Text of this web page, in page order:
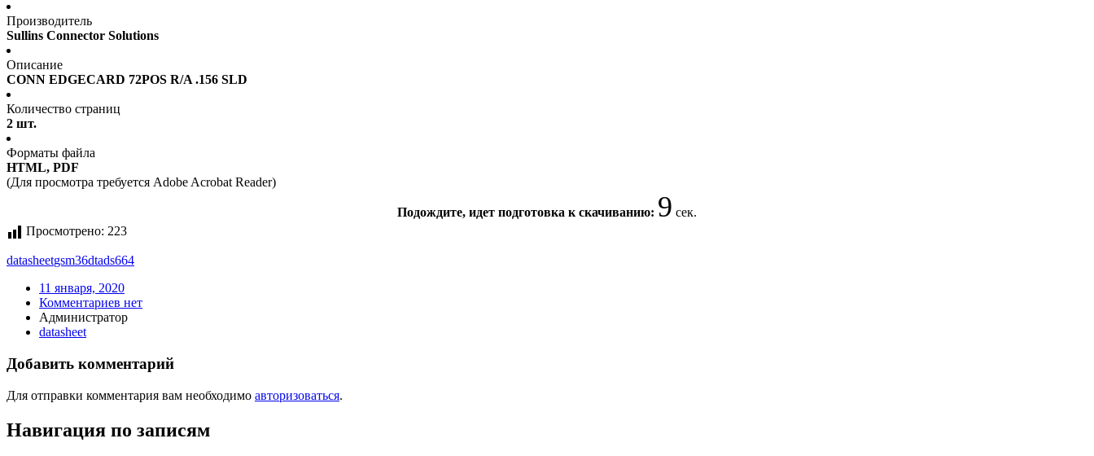
Производитель
Sullins Connector Solutions
Описание
CONN EDGECARD 72POS R/A .156 SLD
Количество страниц
2 шт.
Форматы файла
HTML, PDF
(Для просмотра требуется Adobe Acrobat Reader)
Подождите, идет подготовка к скачиванию: 9 сек.
Просмотрено: 223
datasheetgsm36dtads664
11 января, 2020
Комментариев нет
Администратор
datasheet
Добавить комментарий
Для отправки комментария вам необходимо авторизоваться.
Навигация по записям